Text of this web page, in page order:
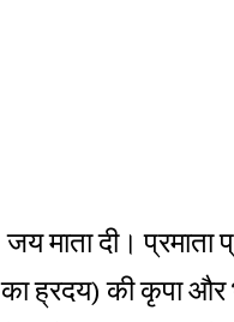
जय माता दी। प्रमाता
का ह्रदय) की कृपा और